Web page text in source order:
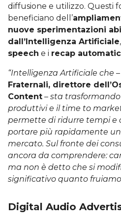
diffusione e utilizzo. Questi
beneficiano dell’
nuove sperimentazioni
dall’Intelligenza Artificiale
speech e i recap
“Intelligenza Artificiale che
Fraternali, direttore
Content – sta
produttivi e il time to
permette di ridurre tempi e
portare più rapidamente
mercato. Sul fronte dei
ancora da comprendere:
ma non è detto che si
significativo quanto fruiamo
Digital Audio